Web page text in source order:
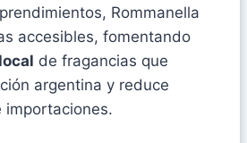
Rommanella
accesibles, fomentando
de fragancias que
argentina y reduce
importaciones.